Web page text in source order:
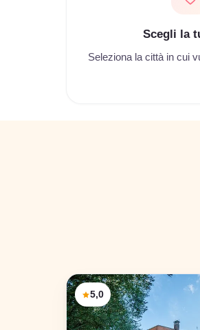
Scegli la
Seleziona la città in cui
5,0